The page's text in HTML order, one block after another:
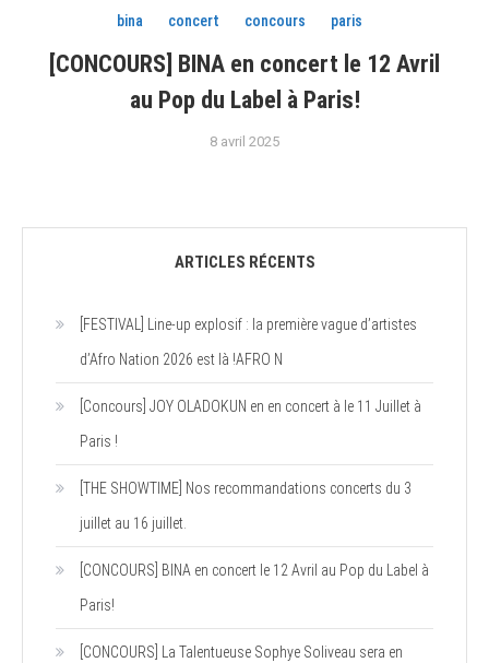
bina concert concours paris
[CONCOURS] BINA en concert le 12 Avril
au Pop du Label à Paris!
8 avril 2025
ARTICLES RÉCENTS
[FESTIVAL] Line-up explosif : la première vague d’artistes
d’Afro Nation 2026 est là !AFRO N
[Concours] JOY OLADOKUN en en concert à le 11 Juillet à
Paris !
[THE SHOWTIME] Nos recommandations concerts du 3
juillet au 16 juillet.
[CONCOURS] BINA en concert le 12 Avril au Pop du Label à
Paris!
[CONCOURS] La Talentueuse Sophye Soliveau sera en